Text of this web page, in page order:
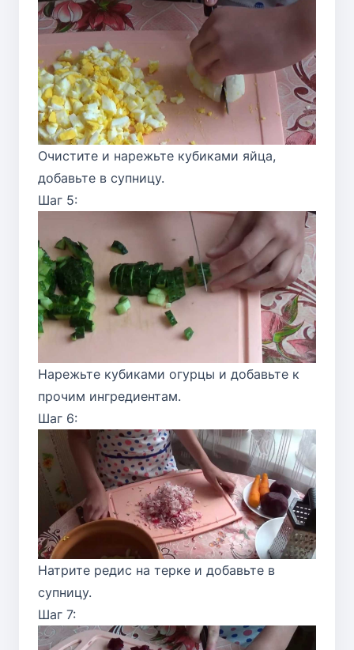
Очистите и нарежьте кубиками яйца,
добавьте в супницу.
Шаг 5:
Нарежьте кубиками огурцы и добавьте к
прочим ингредиентам.
Шаг 6:
Натрите редис на терке и добавьте в
супницу.
Шаг 7: